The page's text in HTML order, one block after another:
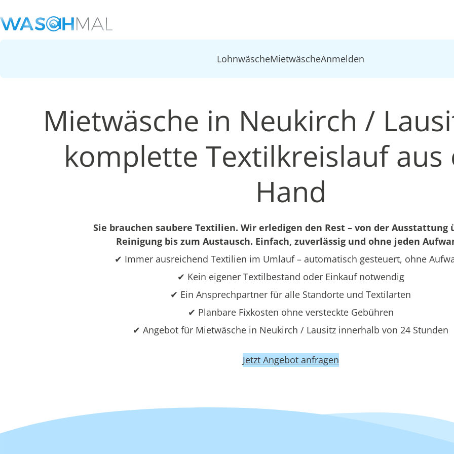
LohnwäscheMietwäscheAnmelden
Mietwäsche in Neukirch /
komplette Textilkreislauf aus
Hand
Sie brauchen saubere Textilien. Wir erledigen den Rest – von der Ausstattung
Reinigung bis zum Austausch. Einfach, zuverlässig und ohne jeden
✔ Immer ausreichend Textilien im Umlauf – automatisch gesteuert, ohne
✔ Kein eigener Textilbestand oder Einkauf notwendig
✔ Ein Ansprechpartner für alle Standorte und Textilarten
✔ Planbare Fixkosten ohne versteckte Gebühren
✔ Angebot für Mietwäsche in Neukirch / Lausitz innerhalb von 24 Stunden
Jetzt Angebot anfragen